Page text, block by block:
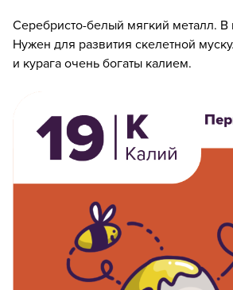
Серебристо-белый мягкий металл. В
Нужен для развития скелетной
и курага очень богаты калием.